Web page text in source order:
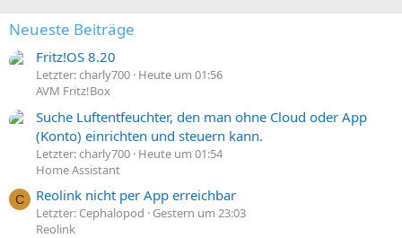
Neueste Beiträge
Fritz!OS 8.20
Letzter: charly700 Heute um 01:56
AVM Fritz!Box
Suche Luftentfeuchter, den man ohne Cloud oder App
(Konto) einrichten und steuern kann.
Letzter: charly700 Heute um 01:54
Home Assistant
C Reolink nicht per App erreichbar
Letzter: Cephalopod
Gestern um 23:03
Reolink